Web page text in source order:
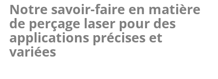
Notre savoir-faire en matière
de perçage laser pour des
applications précises et
variées